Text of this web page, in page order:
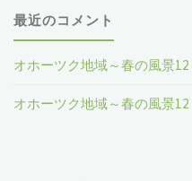
最近のコメント
オホーツク地域～春の風景12
オホーツク地域～春の風景12